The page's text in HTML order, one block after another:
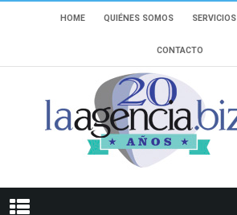
HOME QUIÉNES SOMOS SERVICIOS
CONTACTO